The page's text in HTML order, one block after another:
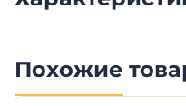
Похожие